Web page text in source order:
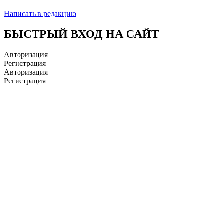
Написать в редакцию
БЫСТРЫЙ ВХОД НА САЙТ
Авторизация
Регистрация
Авторизация
Регистрация